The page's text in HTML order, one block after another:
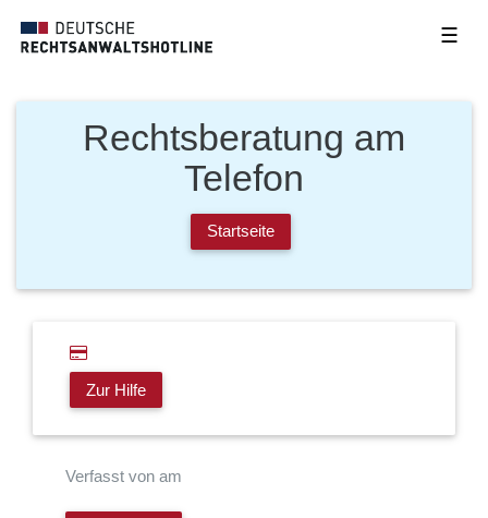
☰
Rechtsberatung am
Telefon
Startseite
Zur Hilfe
Verfasst von am